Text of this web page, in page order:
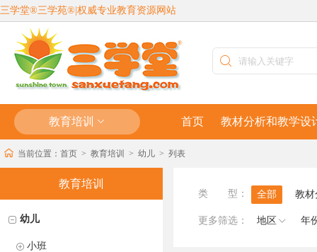
三学堂®三学苑®|权威专业教育资源网站
教育培训 首页 教材分析和教学设
当前位置： 首页 > 教育培训 > 幼儿 > 列表
教育培训
幼儿
小班
类　　型： 全部 教材
更多筛选： 地区 年